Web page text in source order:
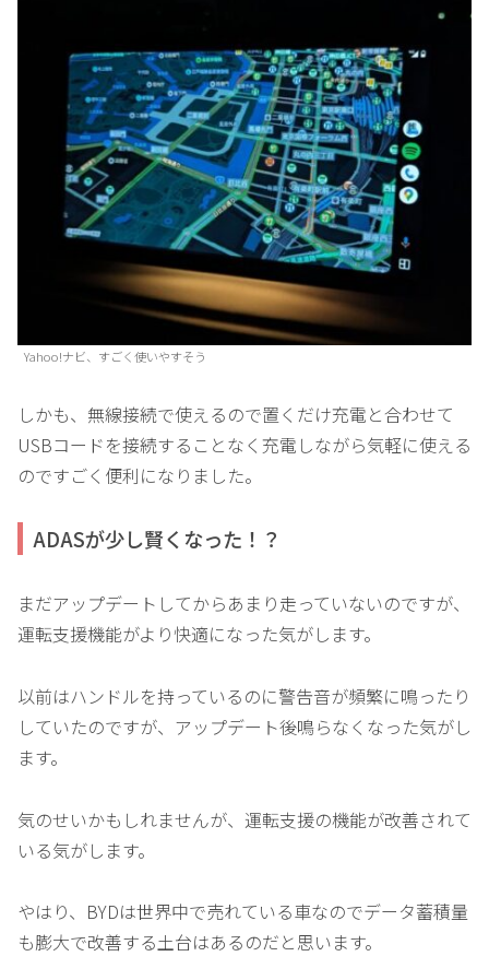
Yahoo!ナビ、すごく使いやすそう
しかも、無線接続で使えるので置くだけ充電と合わせて
USBコードを接続することなく充電しながら気軽に使える
のですごく便利になりました。
ADASが少し賢くなった！？
まだアップデートしてからあまり走っていないのですが、
運転支援機能がより快適になった気がします。
以前はハンドルを持っているのに警告音が頻繁に鳴ったり
していたのですが、アップデート後鳴らなくなった気がし
ます。
気のせいかもしれませんが、運転支援の機能が改善されて
いる気がします。
やはり、BYDは世界中で売れている車なのでデータ蓄積量
も膨大で改善する土台はあるのだと思います。